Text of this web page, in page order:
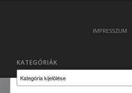
IMPRESSZUM
KATEGÓRIÁK